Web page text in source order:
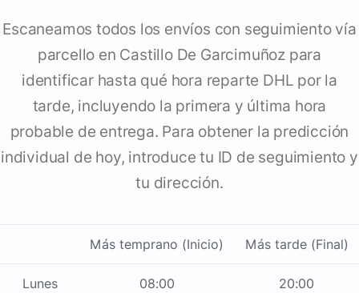
Escaneamos todos los envíos con seguimiento vía
parcello en Castillo De Garcimuñoz para
identificar hasta qué hora reparte DHL por la
tarde, incluyendo la primera y última hora
probable de entrega. Para obtener la predicción
individual de hoy, introduce tu ID de seguimiento y
tu dirección.
Más temprano (Inicio) Más tarde (Final)
Lunes 08:00 20:00